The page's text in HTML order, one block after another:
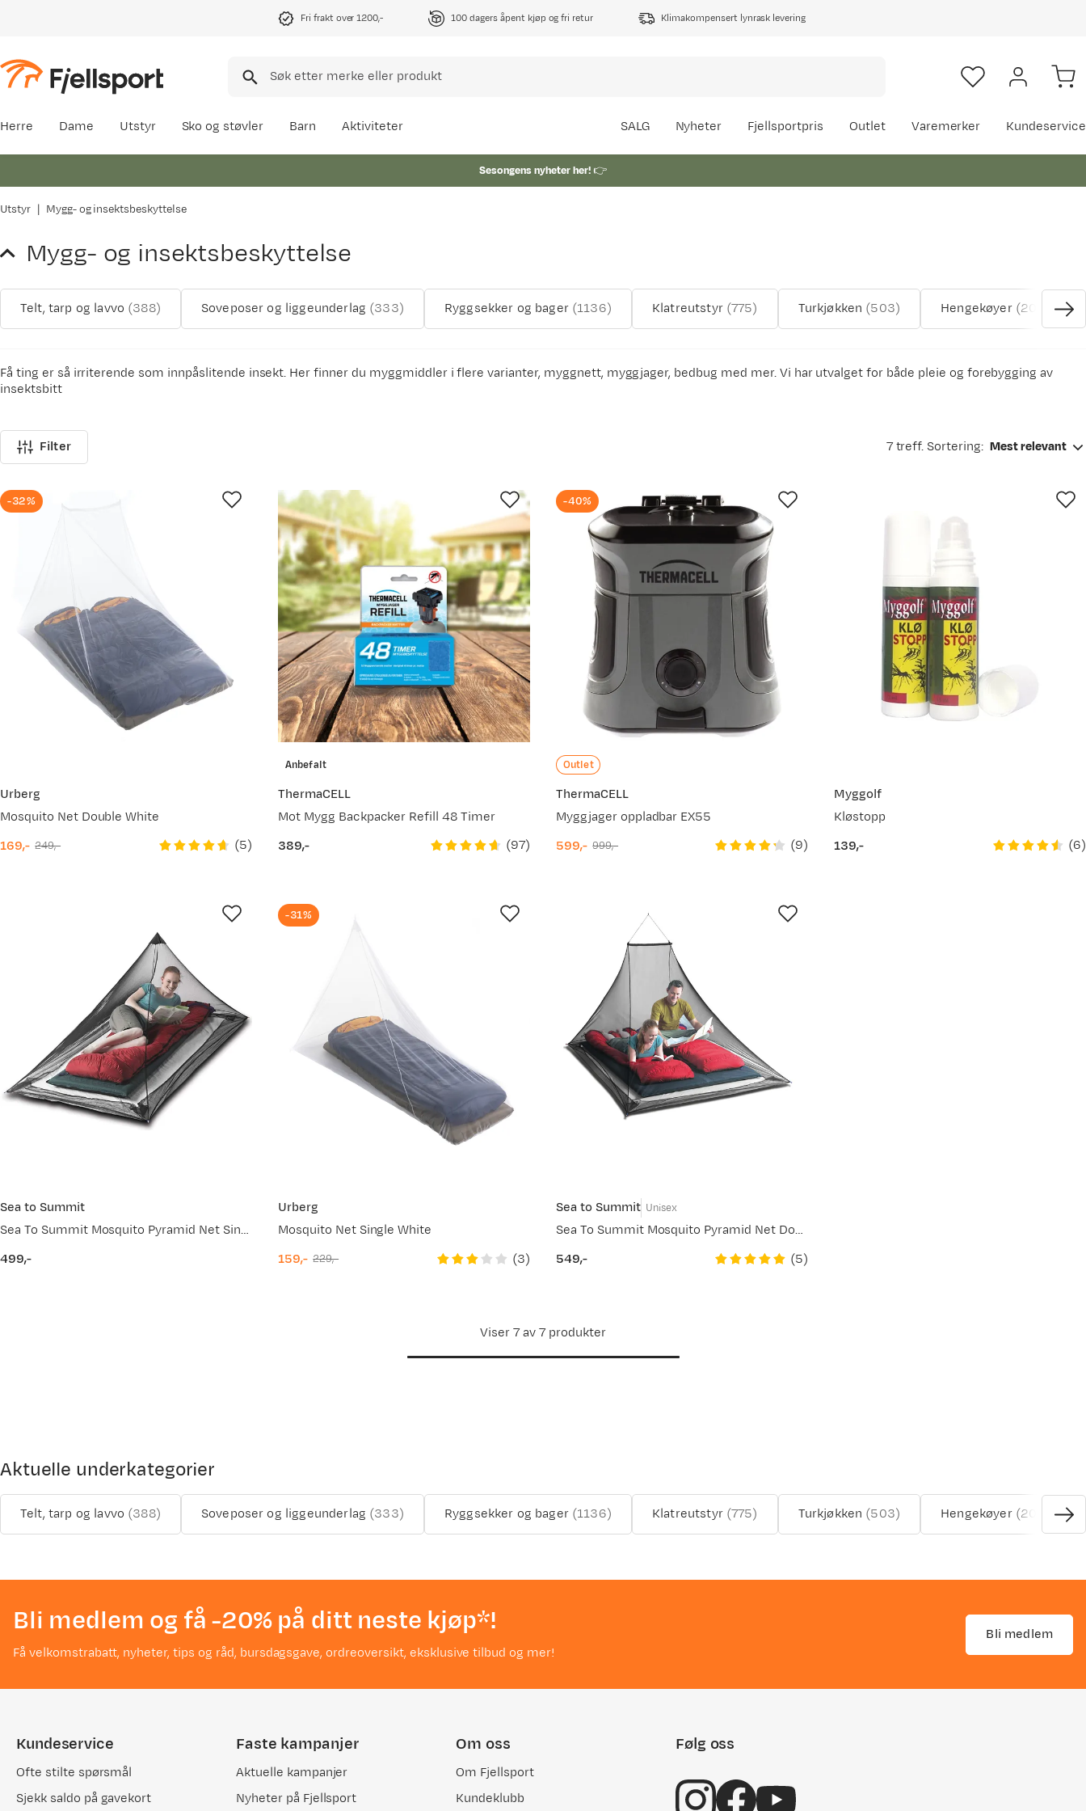
Fri frakt over 1200,- 100 dagers åpent kjøp og fri retur Klimakompensert lynrask levering
Herre Dame Utstyr Sko og støvler Barn Aktiviteter SALG Nyheter Fjellsportpris Outlet Varemerker Kundeservice
Sesongens nyheter her!👉
Utstyr Mygg- og insektsbeskyttelse
Mygg- og insektsbeskyttelse
Telt, tarp og lavvo (388) Soveposer og liggeunderlag (333) Ryggsekker og bager (1136) Klatreutstyr (775) Turkjøkken (503) Hengekøyer (20
Få ting er så irriterende som innpåslitende insekt. Her finner du myggmiddler i flere varianter, myggnett, myggjager, bedbug med mer. Vi har utvalget for både pleie og forebygging av
insektsbitt
Filter 7 treff. Sortering: Mest relevant
Urberg
Mosquito Net Double White
-32%
discounted
169,-
original249,- (5)
Anbefalt
ThermaCELL
Mot Mygg Backpacker Refill 48 Timer
price
389,- (97)
Outlet
ThermaCELL
Myggjager oppladbar EX55
-40%
discounted
599,-
original999,- (9)
Myggolf
Kløstopp
price
139,- (6)
Sea to Summit
Sea To Summit Mosquito Pyramid Net Single Black
price
499,-
Urberg
Mosquito Net Single White
-31%
discounted
159,-
original229,- (3)
Sea to Summit Unisex
Sea To Summit Mosquito Pyramid Net Double Black
price
549,- (5)
Viser 7 av 7 produkter
Aktuelle underkategorier
Telt, tarp og lavvo (388) Soveposer og liggeunderlag (333) Ryggsekker og bager (1136) Klatreutstyr (775) Turkjøkken (503) Hengekøyer (20
Bli medlem og få -20% på ditt neste kjøp*!
Få velkomstrabatt, nyheter, tips og råd, bursdagsgave, ordreoversikt, eksklusive tilbud og mer!
Bli medlem
Kundeservice
Ofte stilte spørsmål
Sjekk saldo på gavekort
Faste kampanjer
Aktuelle kampanjer
Nyheter på Fjellsport
Om oss
Om Fjellsport
Kundeklubb
Følg oss